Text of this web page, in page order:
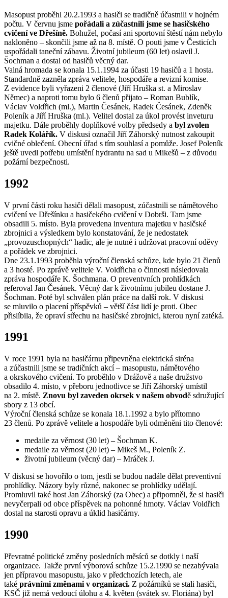
Masopust proběhl 20.2.1993 a hasiči se tradičně účastnili v hojném
počtu. V červnu jsme pořádali a zúčastnili jsme se hasičského
cvičení ve Dřešíně. Bohužel, počasí ani sportovní štěstí nám nebylo
nakloněno – skončili jsme až na 8. místě. O pouti jsme v Česticích
uspořádali taneční zábavu. Životní jubileum (60 let) oslavil J.
Šochman a dostal od hasičů věcný dar.
Valná hromada se konala 15.1.1994 za účasti 19 hasičů a 1 hosta.
Standardně zazněla zpráva velitele, hospodáře a revizní komise.
Z evidence byli vyřazeni 2 členové (Jiří Hruška st. a Miroslav
Němec) a naproti tomu bylo 6 členů přijato – Roman Bublík,
Václav Voldřich (ml.), Martin Česánek, Radek Česánek, Zdeněk
Poleník a Jiří Hruška (ml.). Velitel dostal za úkol provést inveturu
majetku. Dále proběhly doplňkové volby předsedy a byl zvolen
Radek Kolářík. V diskusi označil Jiří Záhorský nutnost zakoupit
cvičné oblečení. Obecní úřad s tím souhlasí a pomůže. Josef Poleník
ještě uvedl potřebu umístění hydrantu na sad u Mikešů – z důvodu
požární bezpečnosti.
1992
V první části roku hasiči dělali masopust, zúčastnili se námětového
cvičení ve Dřešínku a hasičekého cvičení v Dobrši. Tam jsme
obsadili 5. místo. Byla provedena inventura majetku v hasičské
zbrojnici a výsledkem bylo konstatování, že je nedostatek
„provozuschopných“ hadic, ale je nutné i udržovat pracovní oděvy
a pořádek ve zbrojnici.
Dne 23.1.1993 proběhla výroční členská schůze, kde bylo 21 členů
a 3 hosté. Po zprávě velitele V. Voldřicha o činnosti následovala
zpráva hospodáře K. Šochmana. O preventvních prohlídkách
referoval Jan Česánek. Věcný dar k životnímu jubileu dostane J.
Šochman. Poté byl schválen plán práce na další rok. V diskusi
se mluvilo o placení příspěvků – větší část lidí je proti. Obec
přislíbila, že opraví střechu na hasičské zbrojnici, kterou nyní zatéká.
1991
V roce 1991 byla na hasičárnu připevněna elektrická siréna
a zúčastnili jsme se tradičních akcí – masopustu, námětového
a okrskového cvičení. To proběhlo v Drážově a naše družstvo
obsadilo 4. místo, v přeboru jednotlivce se Jiří Záhorský umístil
na 2. místě. Znovu byl zaveden okrsek v našem obvodě sdružující
sbory z 13 obcí.
Výroční členská schůze se konala 18.1.1992 a bylo přítomno
23 členů. Po zprávě velitele a hospodáře byli odměněni tito členové:
medaile za věrnost (30 let) – Šochman K.
medaile za věrnost (20 let) – Mikeš M., Poleník Z.
životní jubileum (věcný dar) – Mráček J.
V diskusi se hovořilo o tom, jestli se budou nadále dělat preventivní
prohlídky. Názory byly různé, nakonec se prohlídky udělají.
Promluvil také host Jan Záhorský (za Obec) a připomněl, že si hasiči
nevyčerpali od obce příspěvek na pohonné hmoty. Václav Voldřich
dostal na starosti opravu a úklid hasičárny.
1990
Převratné politické změny posledních měsíců se dotkly i naší
organizace. Takže první výborová schůze 15.2.1990 se nezabývala
jen přípravou masopustu, jako v předchozích letech, ale
také právními změnami v organizaci. Z požárníků se stali hasiči,
KSČ již nemá vedoucí úlohu a 4. květen (svátek sv. Floriána) byl